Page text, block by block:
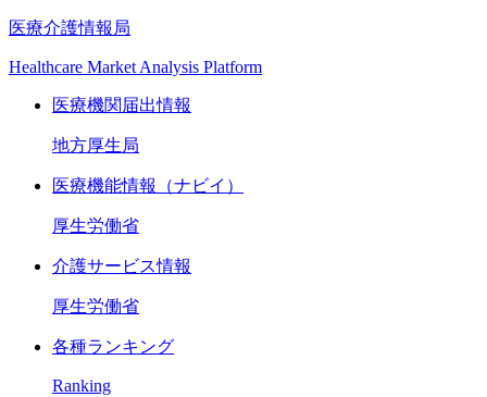
医療介護情報局
Healthcare Market Analysis Platform
医療機関届出情報
地方厚生局
医療機能情報（ナビイ）
厚生労働省
介護サービス情報
厚生労働省
各種ランキング
Ranking